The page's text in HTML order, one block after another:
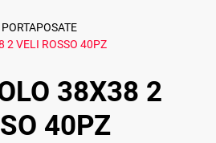
2 VELI ROSSO 40PZ
38X38 2
40PZ